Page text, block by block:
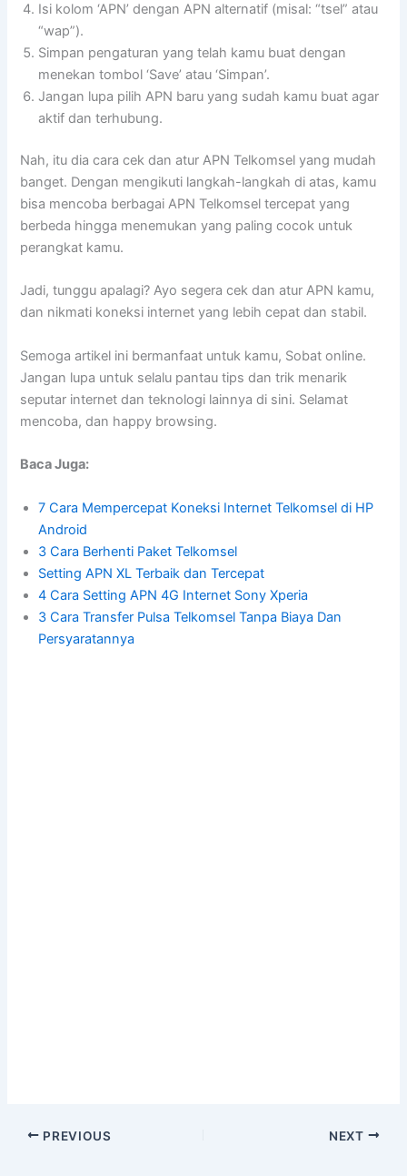
Isi kolom ‘APN’ dengan APN alternatif (misal: “tsel” atau
“wap”).
Simpan pengaturan yang telah kamu buat dengan
menekan tombol ‘Save’ atau ‘Simpan’.
Jangan lupa pilih APN baru yang sudah kamu buat agar
aktif dan terhubung.
Nah, itu dia cara cek dan atur APN Telkomsel yang mudah
banget. Dengan mengikuti langkah-langkah di atas, kamu
bisa mencoba berbagai APN Telkomsel tercepat yang
berbeda hingga menemukan yang paling cocok untuk
perangkat kamu.
Jadi, tunggu apalagi? Ayo segera cek dan atur APN kamu,
dan nikmati koneksi internet yang lebih cepat dan stabil.
Semoga artikel ini bermanfaat untuk kamu, Sobat online.
Jangan lupa untuk selalu pantau tips dan trik menarik
seputar internet dan teknologi lainnya di sini. Selamat
mencoba, dan happy browsing.
Baca Juga:
7 Cara Mempercepat Koneksi Internet Telkomsel di HP
Android
3 Cara Berhenti Paket Telkomsel
Setting APN XL Terbaik dan Tercepat
4 Cara Setting APN 4G Internet Sony Xperia
3 Cara Transfer Pulsa Telkomsel Tanpa Biaya Dan
Persyaratannya
PREVIOUS NEXT